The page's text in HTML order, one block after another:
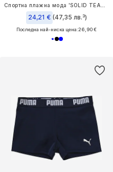
24,21 € (47,35 лв.³)
Последна най-ниска цена:26,90 €